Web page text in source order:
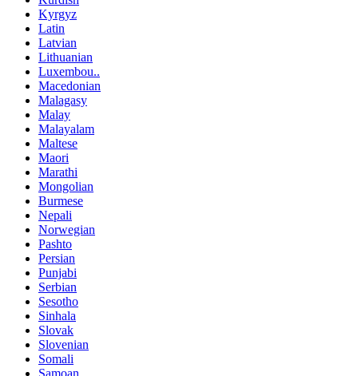
Kyrgyz
Latin
Latvian
Lithuanian
Luxembou..
Macedonian
Malagasy
Malay
Malayalam
Maltese
Maori
Marathi
Mongolian
Burmese
Nepali
Norwegian
Pashto
Persian
Punjabi
Serbian
Sesotho
Sinhala
Slovak
Slovenian
Somali